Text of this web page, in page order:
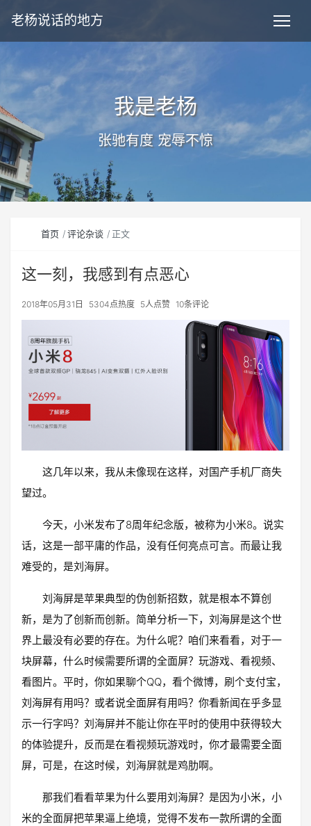
老杨说话的地方
我是老杨
张驰有度 宠辱不惊
首页 评论杂谈 正文
这一刻，我感到有点恶心
2018年05月31日 5304点热度 5人点赞 10条评论
这几年以来，我从未像现在这样，对国产手机厂商失
望过。
今天，小米发布了8周年纪念版，被称为小米8。说实
话，这是一部平庸的作品，没有任何亮点可言。而最让我
难受的，是刘海屏。
刘海屏是苹果典型的伪创新招数，就是根本不算创
新，是为了创新而创新。简单分析一下，刘海屏是这个世
界上最没有必要的存在。为什么呢？咱们来看看，对于一
块屏幕，什么时候需要所谓的全面屏？玩游戏、看视频、
看图片。平时，你如果聊个QQ，看个微博，刷个支付宝，
刘海屏有用吗？或者说全面屏有用吗？你看新闻在乎多显
示一行字吗？刘海屏并不能让你在平时的使用中获得较大
的体验提升，反而是在看视频玩游戏时，你才最需要全面
屏，可是，在这时候，刘海屏就是鸡肋啊。
那我们看看苹果为什么要用刘海屏？是因为小米，小
米的全面屏把苹果逼上绝境，觉得不发布一款所谓的全面